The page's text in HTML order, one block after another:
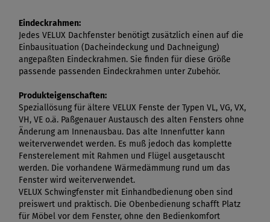
Eindeckrahmen:
Jedes VELUX Dachfenster benötigt zusätzlich einen auf die
Einbausituation (Dacheindeckung und Dachneigung)
angepaßten Eindeckrahmen. Sie finden für diese Größe
passende passenden Eindeckrahmen unter Zubehör.
Produkteigenschaften:
Speziallösung für ältere VELUX Fenste der Typen VL, VG, VX,
VH, VE o.ä. Paßgenauer Austausch des alten Fensters ohne
Änderung am Innenausbau. Das alte Innenfutter kann
weiterverwendet werden. Es muß jedoch das komplette
Fensterelement mit Rahmen und Flügel ausgetauscht
werden. Die vorhandene Wärmedämmung rund um das
Fenster wird weiterverwendet.
VELUX Schwingfenster mit Einhandbedienung oben sind
preiswert und praktisch. Die Obenbedienung schafft Platz
für Möbel vor dem Fenster, ohne den Bedienkomfort